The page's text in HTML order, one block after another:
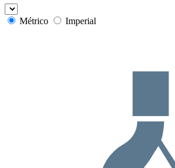
Métrico Imperial